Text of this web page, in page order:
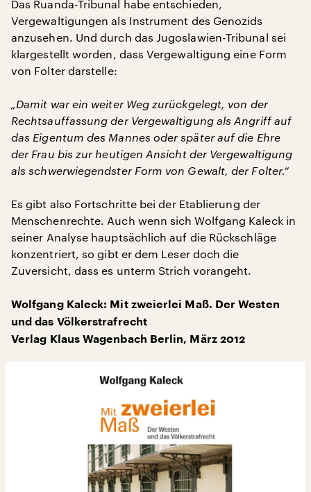
Das Ruanda-Tribunal habe entschieden,
Vergewaltigungen als Instrument des Genozids
anzusehen. Und durch das Jugoslawien-Tribunal sei
klargestellt worden, dass Vergewaltigung eine Form
von Folter darstelle:
„Damit war ein weiter Weg zurückgelegt, von der
Rechtsauffassung der Vergewaltigung als Angriff auf
das Eigentum des Mannes oder später auf die Ehre
der Frau bis zur heutigen Ansicht der Vergewaltigung
als schwerwiegendster Form von Gewalt, der Folter.“
Es gibt also Fortschritte bei der Etablierung der
Menschenrechte. Auch wenn sich Wolfgang Kaleck in
seiner Analyse hauptsächlich auf die Rückschläge
konzentriert, so gibt er dem Leser doch die
Zuversicht, dass es unterm Strich vorangeht.
Wolfgang Kaleck: Mit zweierlei Maß. Der Westen
und das Völkerstrafrecht
Verlag Klaus Wagenbach Berlin, März 2012